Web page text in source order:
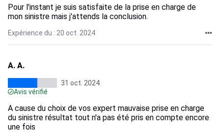
Pour l'instant je suis satisfaite de la prise en charge de
mon sinistre mais j'attends la conclusion.
Expérience du : 20 oct. 2024
A. A.
31 oct. 2024
Avis vérifié
A cause du choix de vos expert mauvaise prise en charge
du sinistre résultat tout n'a pas été pris en compte encore
une fois